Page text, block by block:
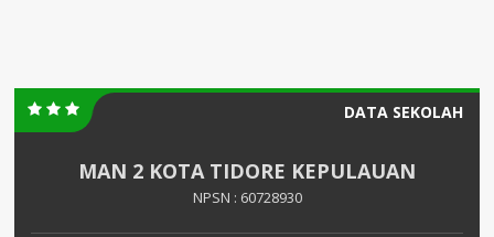
DATA SEKOLAH
MAN 2 KOTA TIDORE KEPULAUAN
NPSN : 60728930